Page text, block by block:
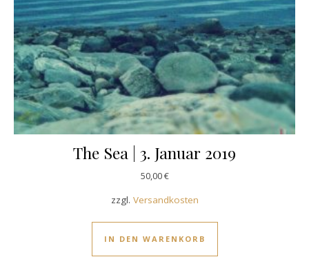
The Sea | 3. Januar 2019
50,00€
zzgl. Versandkosten
IN DEN WARENKORB